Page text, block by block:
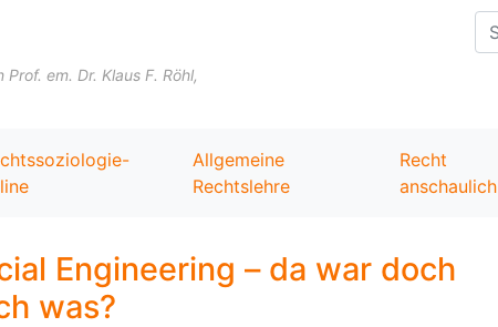
em. Dr. Klaus F. Röhl,
Allgemeine
Rechtslehre
Recht
anschaulich
Engineering – da war doch
was?